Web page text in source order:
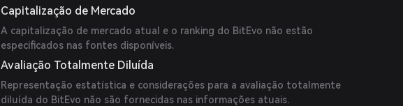
Capitalização de Mercado
A capitalização de mercado atual e o ranking do BitEvo não estão
especificados nas fontes disponíveis.
Avaliação Totalmente Diluída
Representação estatística e considerações para a avaliação totalmente
diluída do BitEvo não são fornecidas nas informações atuais.